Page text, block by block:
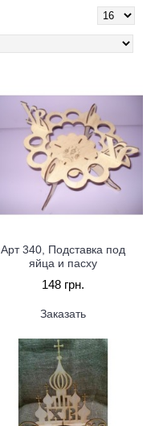
Арт 340, Подставка под
яйца и пасху
148 грн.
Заказать